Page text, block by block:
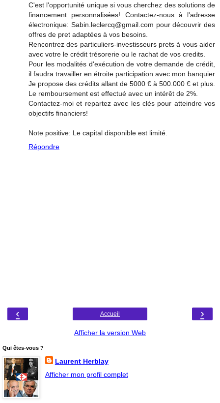
C'est l'opportunité unique si vous cherchez des solutions de
financement personnalisées! Contactez-nous à l'adresse
électronique: Sabin.leclercq@gmail.com pour découvrir des
offres de pret adaptées à vos besoins.
Rencontrez des particuliers-investisseurs prets à vous aider
avec votre le crédit trésorerie ou le rachat de vos credits.
Pour les modalités d'exécution de votre demande de crédit,
il faudra travailler en étroite participation avec mon banquier
Je propose des crédits allant de 5000 € à 500.000 € et plus.
Le remboursement est effectué avec un intérêt de 2%.
Contactez-moi et repartez avec les clés pour atteindre vos
objectifs financiers!
Note positive: Le capital disponible est limité.
Répondre
‹ ›
Accueil
Afficher la version Web
Qui êtes-vous ?
Laurent Herblay
Afficher mon profil complet